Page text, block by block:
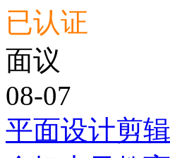
已认证
面议
08-07
平面设计剪